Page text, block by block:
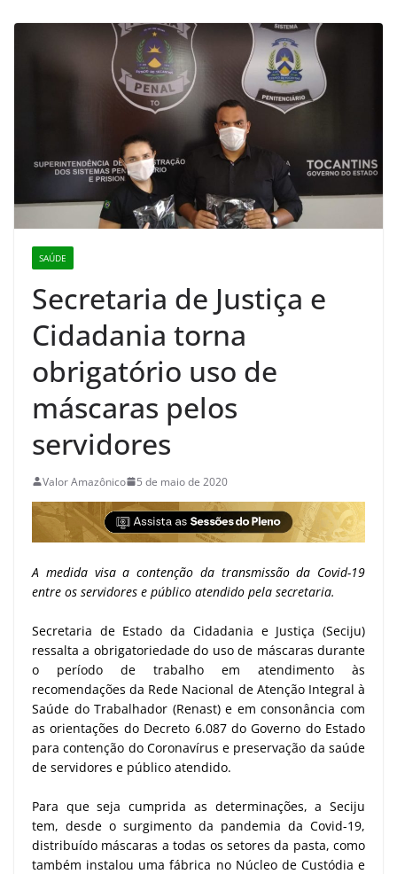
SAÚDE
Secretaria de Justiça e
Cidadania torna
obrigatório uso de
máscaras pelos
servidores
Valor Amazônico 5 de maio de 2020
A medida visa a contenção da transmissão da Covid-19
entre os servidores e público atendido pela secretaria.
Secretaria de Estado da Cidadania e Justiça (Seciju)
ressalta a obrigatoriedade do uso de máscaras durante
o período de trabalho em atendimento às
recomendações da Rede Nacional de Atenção Integral à
Saúde do Trabalhador (Renast) e em consonância com
as orientações do Decreto 6.087 do Governo do Estado
para contenção do Coronavírus e preservação da saúde
de servidores e público atendido.
Para que seja cumprida as determinações, a Seciju
tem, desde o surgimento da pandemia da Covid-19,
distribuído máscaras a todas os setores da pasta, como
também instalou uma fábrica no Núcleo de Custódia e